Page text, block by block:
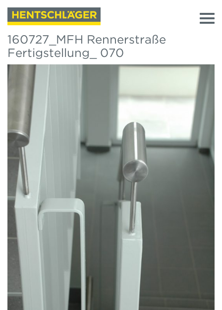
160727_MFH Rennerstraße
Fertigstellung_ 070